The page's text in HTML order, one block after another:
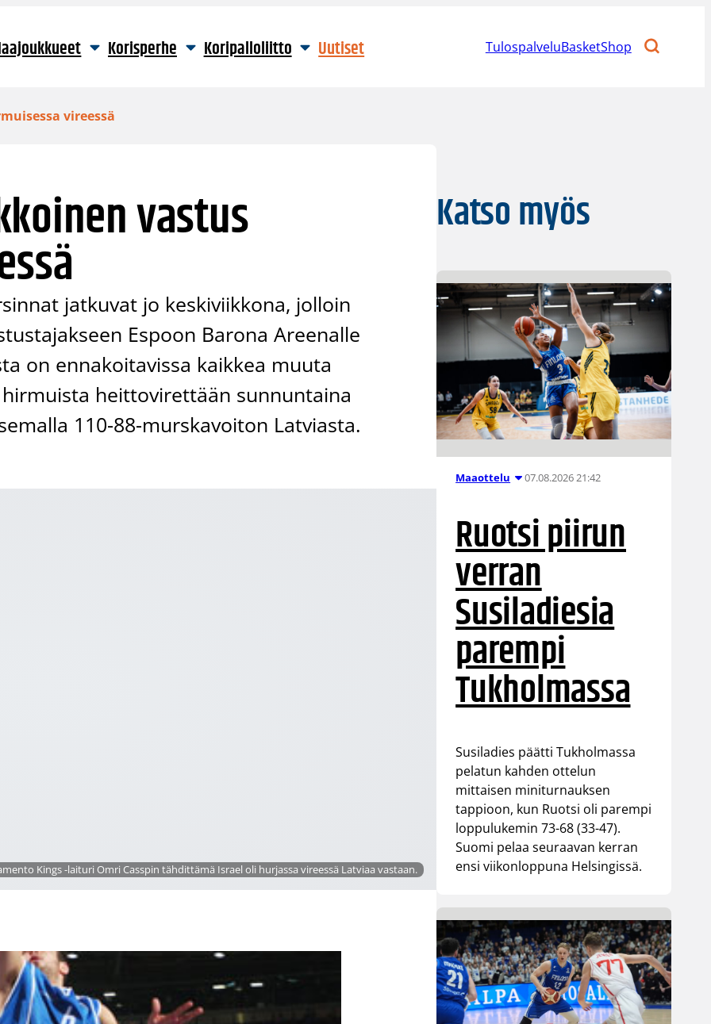
Korisperhe Koripalloliitto Uutiset TulospalveluBasketShop
vireessä
vastus
jatkuvat jo keskiviikkona, jolloin
Espoon Barona Areenalle
on ennakoitavissa kaikkea muuta
heittovirettään sunnuntaina
110-88-murskavoiton Latviasta.
Kings -laituri Omri Casspin tähdittämä Israel oli hurjassa vireessä Latviaa vastaan.
Katso myös
Maaottelu 07.08.2026 21:42
Ruotsi piirun
verran
Susiladiesia
parempi
Tukholmassa
Susiladies päätti Tukholmassa
pelatun kahden ottelun
mittaisen miniturnauksen
tappioon, kun Ruotsi oli parempi
loppulukemin 73-68 (33-47).
Suomi pelaa seuraavan kerran
ensi viikonloppuna Helsingissä.